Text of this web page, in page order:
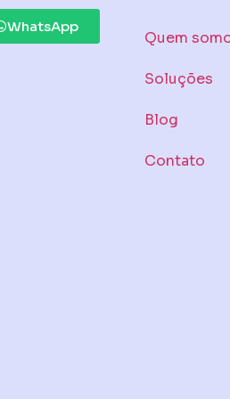
WhatsApp
Quem
Soluções
Blog
Contato